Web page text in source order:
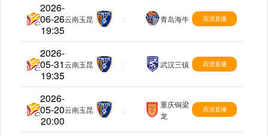
2026-
06-26
19:35
中超
云南玉昆 : 青岛海牛 高清直播
2026-
05-31
19:35
中超
云南玉昆 : 武汉三镇 高清直播
2026-
05-20
20:00
中超
云南玉昆 :
重庆铜梁
龙
高清直播